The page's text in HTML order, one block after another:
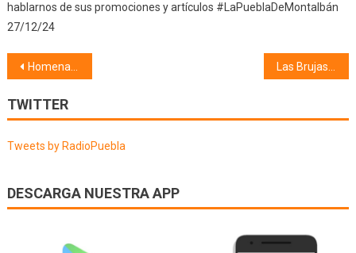
hablarnos de sus promociones y artículos #LaPueblaDeMontalbán
27/12/24
Navegación
de
entradas
Homenaje a Gregorio García Cordero «Carachucho» 14/11/21 Las Brujas de Montalbán (16/11/21)
TWITTER
Tweets by RadioPuebla
DESCARGA NUESTRA APP